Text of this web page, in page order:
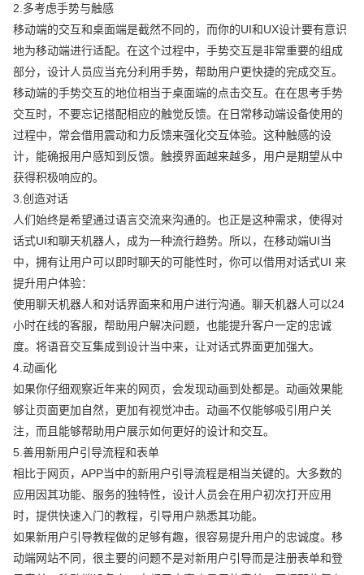
2.多考虑手势与触感
移动端的交互和桌面端是截然不同的，而你的UI和UX设计要有意识
地为移动端进行适配。在这个过程中，手势交互是非常重要的组成
部分，设计人员应当充分利用手势，帮助用户更快捷的完成交互。
移动端的手势交互的地位相当于桌面端的点击交互。在在思考手势
交互时，不要忘记搭配相应的触觉反馈。在日常移动端设备使用的
过程中，常会借用震动和力反馈来强化交互体验。这种触感的设
计，能确报用户感知到反馈。触摸界面越来越多，用户是期望从中
获得积极响应的。
3.创造对话
人们始终是希望通过语言交流来沟通的。也正是这种需求，使得对
话式UI和聊天机器人，成为一种流行趋势。所以，在移动端UI当
中，拥有让用户可以即时聊天的可能性时，你可以借用对话式UI 来
提升用户体验：
使用聊天机器人和对话界面来和用户进行沟通。聊天机器人可以24
小时在线的客服，帮助用户解决问题，也能提升客户一定的忠诚
度。将语音交互集成到设计当中来，让对话式界面更加强大。
4.动画化
如果你仔细观察近年来的网页，会发现动画到处都是。动画效果能
够让页面更加自然，更加有视觉冲击。动画不仅能够吸引用户关
注，而且能够帮助用户展示如何更好的设计和交互。
5.善用新用户引导流程和表单
相比于网页，APP当中的新用户引导流程是相当关键的。大多数的
应用因其功能、服务的独特性，设计人员会在用户初次打开应用
时，提供快速入门的教程，引导用户熟悉其功能。
如果新用户引导教程做的足够有趣，很容易提升用户的忠诚度。移
动端网站不同，很主要的问题不是对新用户引导而是注册表单和登